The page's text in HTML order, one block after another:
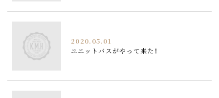
2020.05.01
ユニットバスがやって来た！